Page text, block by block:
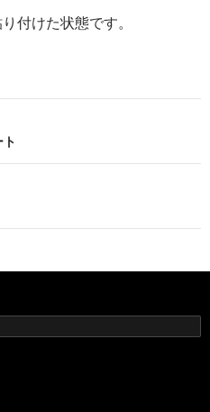
付けた状態です。